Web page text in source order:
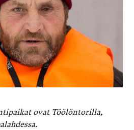
ovat Töölöntorilla,